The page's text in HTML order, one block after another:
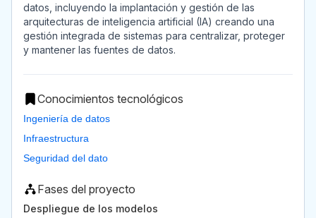
datos, incluyendo la implantación y gestión de las
arquitecturas de inteligencia artificial (IA) creando una
gestión integrada de sistemas para centralizar, proteger
y mantener las fuentes de datos.
Conocimientos tecnológicos
Ingeniería de datos
Infraestructura
Seguridad del dato
Fases del proyecto
Despliegue de los modelos